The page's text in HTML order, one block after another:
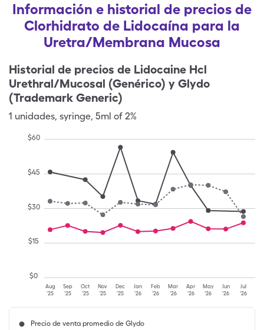
Información e historial de precios de
Clorhidrato de Lidocaína para la
Uretra/Membrana Mucosa
Historial de precios de Lidocaine Hcl
Urethral/Mucosal (Genérico) y Glydo
(Trademark Generic)
1 unidades, syringe, 5ml of 2%
Aug
'25
Sep
'25
Oct
'25
Nov
'25
Dec
'25
Jan
'26
Feb
'26
Mar
'26
Apr
'26
May
'26
Jun
'26
Jul
'26
$0
$15
$30
$45
$60
Precio de venta promedio de Glydo